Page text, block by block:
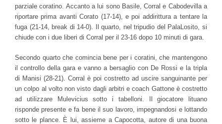
parziale coratino. Accanto a lui sono Basile, Corral e Cabodevilla a
riportare prima avanti Corato (17-14), e poi addirittura a tentare la
fuga (21-14, break di 14-0). Il quarto, nel tripudio del PalaLosito, si
chiude con i due liberi di Corral per il 23-16 dopo 10 minuti di gara.
Secondo quarto che comincia bene per i coratini, che mantengono
il controllo della gara e vanno a bersaglio con De Rossi e la tripla
di Manisi (28-21). Corral è poi costretto ad uscire sanguinante per
un colpo al volto non visto dagli arbitri e coach Gattone è costretto
ad utilizzare Mulevicius sotto i tabelloni. Il giocatore lituano
risponde presente e fa bene il suo lavoro, impegnandosi e lottando
sotto le plance. È lui, assieme a Capocotta, autore di una buona